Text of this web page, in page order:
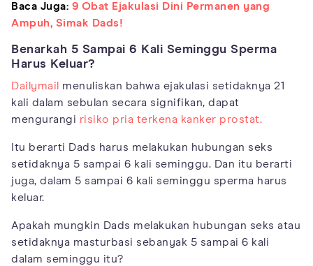
Baca Juga: 9 Obat Ejakulasi Dini Permanen yang
Ampuh, Simak Dads!
Benarkah 5 Sampai 6 Kali Seminggu Sperma
Harus Keluar?
Dailymail
menuliskan bahwa ejakulasi setidaknya 21
kali dalam sebulan secara signifikan, dapat
mengurangi risiko pria terkena kanker prostat.
Itu berarti Dads harus melakukan hubungan seks
setidaknya 5 sampai 6 kali seminggu. Dan itu berarti
juga, dalam 5 sampai 6 kali seminggu sperma harus
keluar.
Apakah mungkin Dads melakukan hubungan seks atau
setidaknya masturbasi sebanyak 5 sampai 6 kali
dalam seminggu itu?